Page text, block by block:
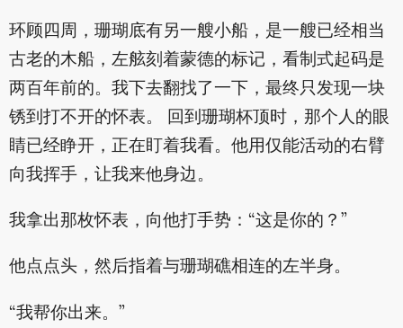
环顾四周，珊瑚底有另一艘小船，是一艘已经相当
古老的木船，左舷刻着蒙德的标记，看制式起码是
两百年前的。我下去翻找了一下，最终只发现一块
锈到打不开的怀表。 回到珊瑚杯顶时，那个人的眼
睛已经睁开，正在盯着我看。他用仅能活动的右臂
向我挥手，让我来他身边。
我拿出那枚怀表，向他打手势：“这是你的？”
他点点头，然后指着与珊瑚礁相连的左半身。
“我帮你出来。”